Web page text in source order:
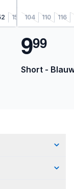
158 164
104 110 116
999
Short -